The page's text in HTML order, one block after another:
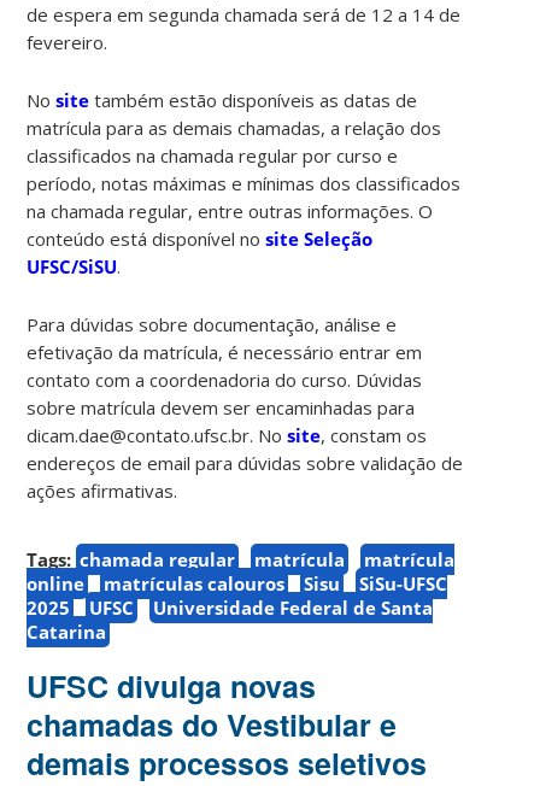
de espera em segunda chamada será de 12 a 14 de
fevereiro.
Nosite também estão disponíveis as datas de
matrícula para as demais chamadas, a relação dos
classificados na chamada regular por curso e
período, notas máximas e mínimas dos classificados
na chamada regular, entre outras informações. O
conteúdo está disponível nosite Seleção
UFSC/SiSU.
Para dúvidas sobre documentação, análise e
efetivação da matrícula, é necessário entrar em
contato com a coordenadoria do curso. Dúvidas
sobre matrícula devem ser encaminhadas para
dicam.dae@contato.ufsc.br. Nosite, constam os
endereços de email para dúvidas sobre validação de
ações afirmativas.
Tags: chamada regular matrícula
matrícula
online
matrículas calouros Sisu
SiSu-UFSC
2025
UFSC
Universidade Federal de Santa
Catarina
UFSC divulga novas
chamadas do Vestibular e
demais processos seletivos